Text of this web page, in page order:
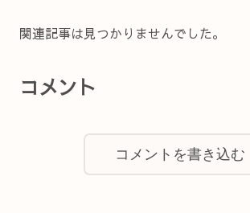
関連記事は見つかりませんでした。
コメント
コメントを書き込む